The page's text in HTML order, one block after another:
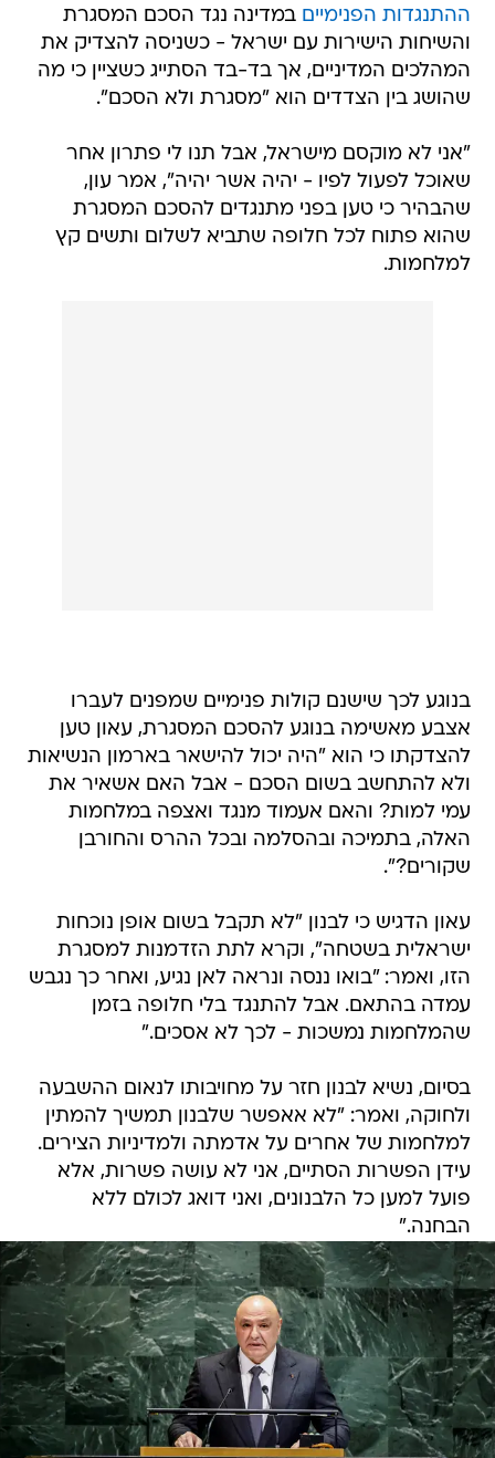
ההתנגדות הפנימיים במדינה נגד הסכם המסגרת
והשיחות הישירות עם ישראל - כשניסה להצדיק את
המהלכים המדיניים, אך בד-בד הסתייג כשציין כי מה
שהושג בין הצדדים הוא "מסגרת ולא הסכם".
"אני לא מוקסם מישראל, אבל תנו לי פתרון אחר
שאוכל לפעול לפיו - יהיה אשר יהיה", אמר עון,
שהבהיר כי טען בפני מתנגדים להסכם המסגרת
שהוא פתוח לכל חלופה שתביא לשלום ותשים קץ
למלחמות.
בנוגע לכך שישנם קולות פנימיים שמפנים לעברו
אצבע מאשימה בנוגע להסכם המסגרת, עאון טען
להצדקתו כי הוא "היה יכול להישאר בארמון הנשיאות
ולא להתחשב בשום הסכם - אבל האם אשאיר את
עמי למות? והאם אעמוד מנגד ואצפה במלחמות
האלה, בתמיכה ובהסלמה ובכל ההרס והחורבן
שקורים?".
עאון הדגיש כי לבנון "לא תקבל בשום אופן נוכחות
ישראלית בשטחה", וקרא לתת הזדמנות למסגרת
הזו, ואמר: "בואו ננסה ונראה לאן נגיע, ואחר כך נגבש
עמדה בהתאם. אבל להתנגד בלי חלופה בזמן
שהמלחמות נמשכות - לכך לא אסכים."
בסיום, נשיא לבנון חזר על מחויבותו לנאום ההשבעה
ולחוקה, ואמר: "לא אאפשר שלבנון תמשיך להמתין
למלחמות של אחרים על אדמתה ולמדיניות הצירים.
עידן הפשרות הסתיים, אני לא עושה פשרות, אלא
פועל למען כל הלבנונים, ואני דואג לכולם ללא
הבחנה."